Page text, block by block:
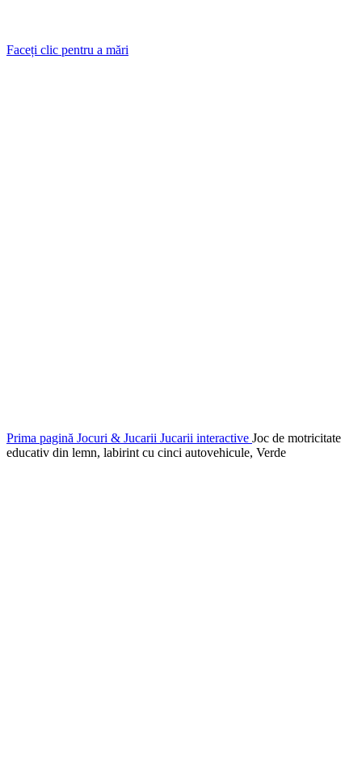
Faceți clic pentru a mări
Prima pagină Jocuri & Jucarii Jucarii interactive Joc de motricitate
educativ din lemn, labirint cu cinci autovehicule, Verde